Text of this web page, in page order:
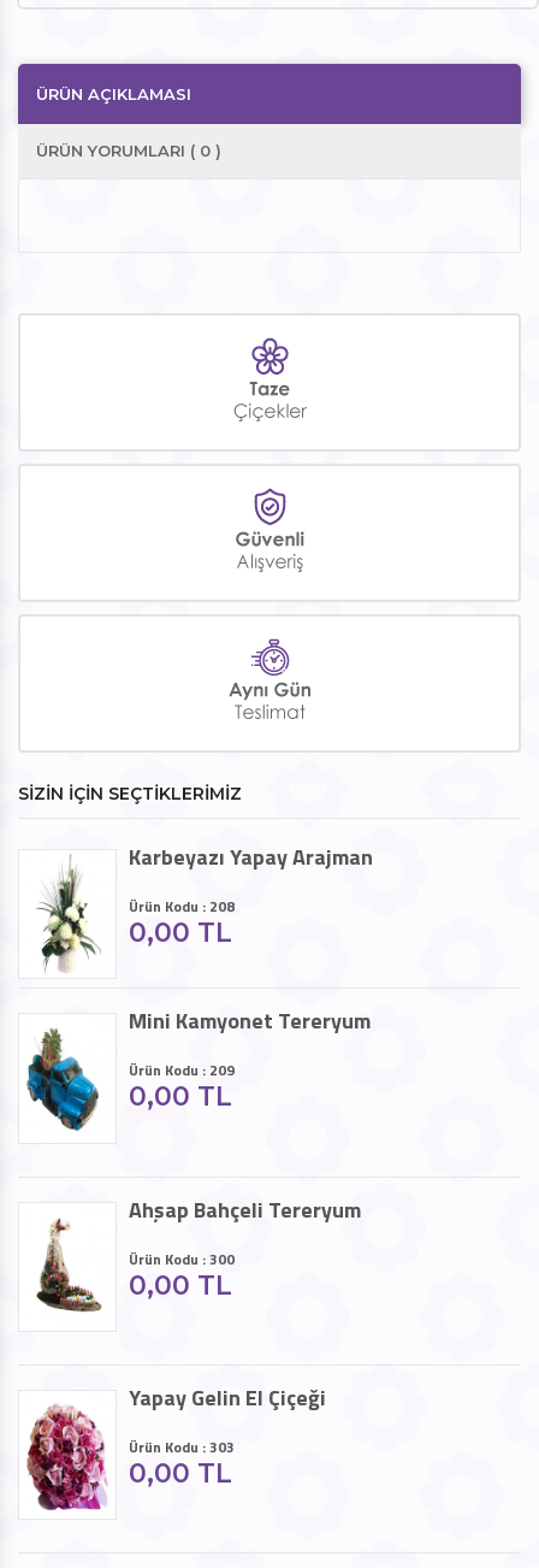
ÜRÜN AÇIKLAMASI
ÜRÜN YORUMLARI ( 0 )
SİZİN İÇİN SEÇTİKLERİMİZ
Karbeyazı Yapay Arajman
Ürün Kodu : 208
0,00 TL
Mini Kamyonet Tereryum
Ürün Kodu : 209
0,00 TL
Ahşap Bahçeli Tereryum
Ürün Kodu : 300
0,00 TL
Yapay Gelin El Çiçeği
Ürün Kodu : 303
0,00 TL